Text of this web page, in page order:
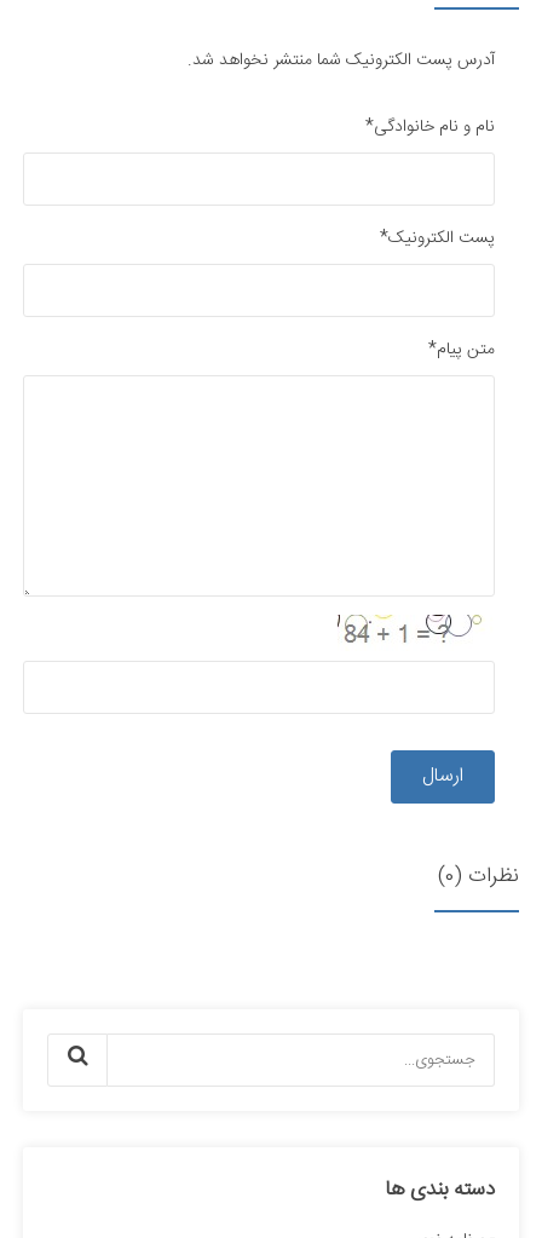
آدرس پست الکترونیک شما منتشر نخواهد شد.
نام و نام خانوادگی*
پست الکترونیک*
متن پیام*
ارسال
نظرات (0)
دسته بندی ها